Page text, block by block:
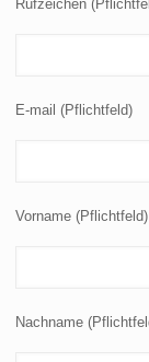
Rufzeichen
E-mail (Pflichtfeld)
Vorname (Pflichtfeld)
Nachname